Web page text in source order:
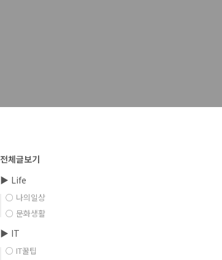
전체글보기
▶ Life
○ 나의일상
○ 문화생활
▶ IT
○ IT꿀팁